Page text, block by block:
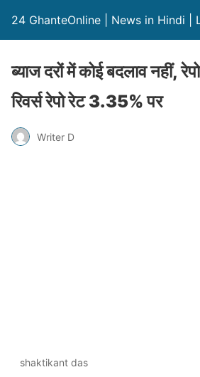
24 GhanteOnline | News in Hindi |
ब्याज दरों में कोई बदलाव नहीं,
रिवर्स रेपो रेट 3.35% पर
Writer D
shaktikant das